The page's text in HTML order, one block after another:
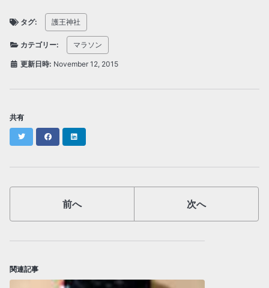
タグ: 護王神社
カテゴリー: マラソン
更新日時: November 12, 2015
共有
Twitter Facebook
前へ 次へ
関連記事